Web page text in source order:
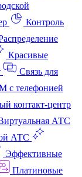
Контроль
Красивые
Связь для
с телефонией
контакт‑центр
АТС
АТС
Эффективные
Платиновые